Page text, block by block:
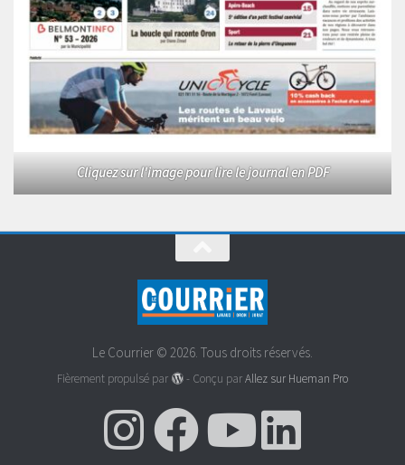
Cliquez sur l'image pour lire le journal en PDF
Le Courrier © 2026. Tous droits réservés.
Fièrement propulsé par - Conçu parAllez sur Hueman Pro